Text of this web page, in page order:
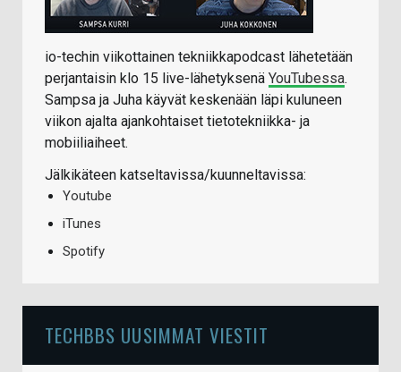
io-techin viikottainen tekniikkapodcast lähetetään
perjantaisin klo 15 live-lähetyksenä YouTubessa.
Sampsa ja Juha käyvät keskenään läpi kuluneen
viikon ajalta ajankohtaiset tietotekniikka- ja
mobiiliaiheet.
Jälkikäteen katseltavissa/kuunneltavissa:
Youtube
iTunes
Spotify
TECHBBS UUSIMMAT VIESTIT